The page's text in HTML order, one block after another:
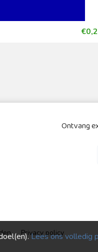
Ontvang
Privacy policy
Lees ons volledig